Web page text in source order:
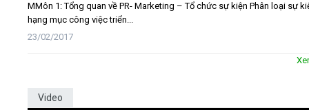
MMôn 1: Tổng quan về PR- Marketing – Tổ chức sự kiện Phân loại sự
hạng mục công việc triển...
23/02/2017
Video